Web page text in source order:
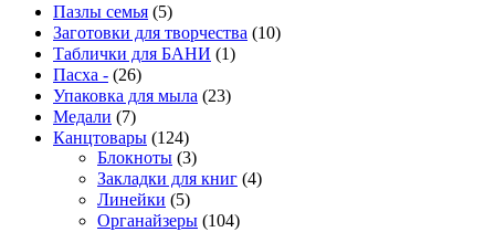
Пазлы семья (5)
Заготовки для творчества (10)
Таблички для БАНИ (1)
Пасха - (26)
Упаковка для мыла (23)
Медали (7)
Канцтовары (124)
Блокноты (3)
Закладки для книг (4)
Линейки (5)
Органайзеры (104)